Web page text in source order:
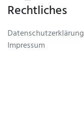
Rechtliches
Datenschutzerklärung
Impressum